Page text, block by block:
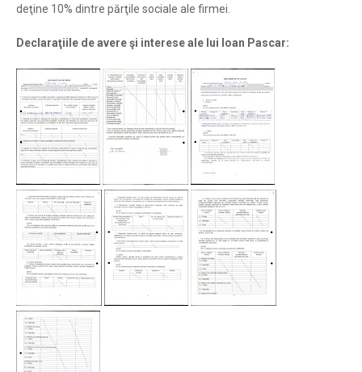
deţine 10% dintre părţile sociale ale firmei.
Declaraţiile de avere şi interese ale lui Ioan Pascar: